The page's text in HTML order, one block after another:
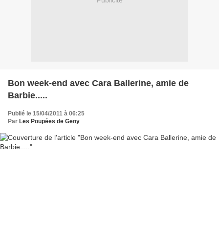
Bon week-end avec Cara Ballerine, amie de
Barbie.....
Publié le 15/04/2011 à 06:25
Par Les Poupées de Geny